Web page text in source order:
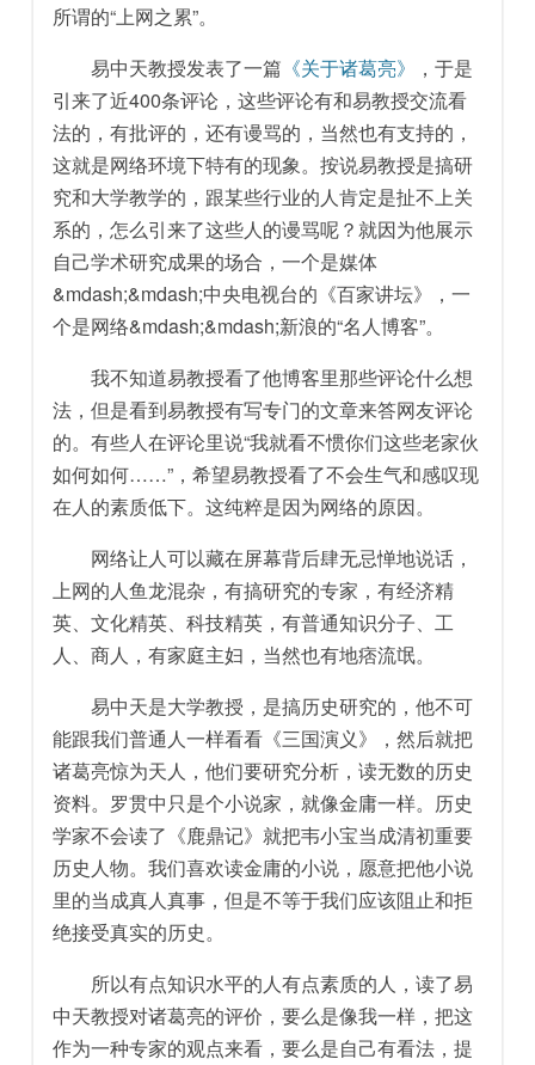
所谓的“上网之累”。
易中天教授发表了一篇 《关于诸葛亮》
，于是
引来了近400条评论，这些评论有和易教授交流看
法的，有批评的，还有谩骂的，当然也有支持的，
这就是网络环境下特有的现象。按说易教授是搞研
究和大学教学的，跟某些行业的人肯定是扯不上关
系的，怎么引来了这些人的谩骂呢？就因为他展示
自己学术研究成果的场合，一个是媒体
&mdash;&mdash;中央电视台的《百家讲坛》，一
个是网络&mdash;&mdash;新浪的“名人博客”。
我不知道易教授看了他博客里那些评论什么想
法，但是看到易教授有写专门的文章来答网友评论
的。有些人在评论里说“我就看不惯你们这些老家伙
如何如何……”，希望易教授看了不会生气和感叹现
在人的素质低下。这纯粹是因为网络的原因。
网络让人可以藏在屏幕背后肆无忌惮地说话，
上网的人鱼龙混杂，有搞研究的专家，有经济精
英、文化精英、科技精英，有普通知识分子、工
人、商人，有家庭主妇，当然也有地痞流氓。
易中天是大学教授，是搞历史研究的，他不可
能跟我们普通人一样看看《三国演义》，然后就把
诸葛亮惊为天人，他们要研究分析，读无数的历史
资料。罗贯中只是个小说家，就像金庸一样。历史
学家不会读了《鹿鼎记》就把韦小宝当成清初重要
历史人物。我们喜欢读金庸的小说，愿意把他小说
里的当成真人真事，但是不等于我们应该阻止和拒
绝接受真实的历史。
所以有点知识水平的人有点素质的人，读了易
中天教授对诸葛亮的评价，要么是像我一样，把这
作为一种专家的观点来看，要么是自己有看法，提